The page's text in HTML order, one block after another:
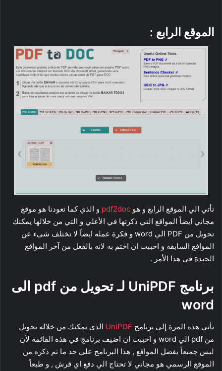
الموقع الرابع :
نأتي الي الموقع الرابع و هو pdf2doc و الذي كما تعودنا هو موقع
مجاني ايضاً المواقع التي ذكرتها في الأعلي و التي من خلالها يمكنك
تحويل من PDF الي word و فكرة عمله ايضاً لا تختلف شىء عن
المواقع السابقة و احببت ان اختم به لانه بالفعل من آخر المواقع
الجيدة في هذا الأمر .
برنامج UniPDF لـ تحويل من pdf الى
word
نأتي هذه المرة إلى برنامج UniPDF الذي يمكنك من خلاله تحويل
من pdf الي word و احببت ان اضيف برنامج في هذه القائمة لأن
ليس جميعاً يفضل المواقع , هذا البرنامج علي حد ما تم ذكره من
الموقع الرسمي هو مجاني لا تحتاج الي دفع اي قرش , و طبعاً